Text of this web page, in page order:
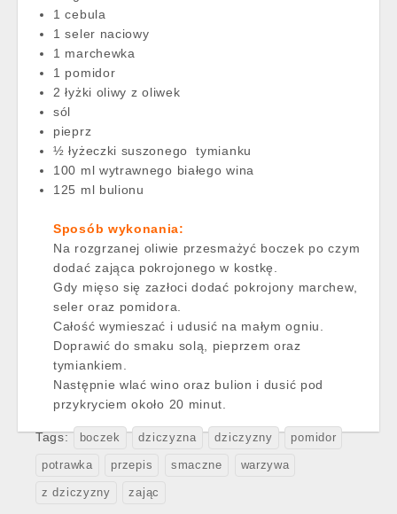
1 cebula
1 seler naciowy
1 marchewka
1 pomidor
2 łyżki oliwy z oliwek
sól
pieprz
½ łyżeczki suszonego tymianku
100 ml wytrawnego białego wina
125 ml bulionu
Sposób wykonania:
Na rozgrzanej oliwie przesmażyć boczek po czym
dodać zająca pokrojonego w kostkę.
Gdy mięso się zazłoci dodać pokrojony marchew,
seler oraz pomidora.
Całość wymieszać i udusić na małym ogniu.
Doprawić do smaku solą, pieprzem oraz
tymiankiem.
Następnie wlać wino oraz bulion i dusić pod
przykryciem około 20 minut.
Tags: boczek dziczyzna dziczyzny pomidor
potrawka przepis smaczne warzywa
z dziczyzny zając